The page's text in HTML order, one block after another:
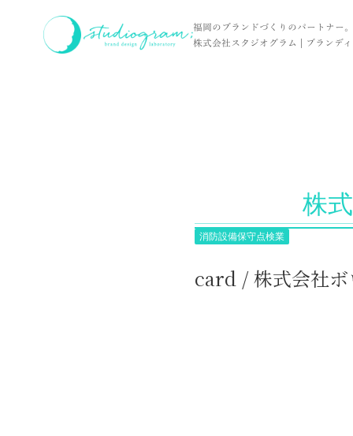
福岡のブランドづくりのパートナー。
株式会社スタジオグラム | ブランデ
ホーム
株
消防設備保守点検業
card / 株式会社ボ